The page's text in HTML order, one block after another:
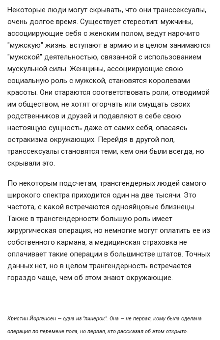
Некоторые люди могут скрывать, что они транссексуалы,
очень долгое время. Существует стереотип: мужчины,
ассоциирующие себя с женским полом, ведут нарочито
"мужскую" жизнь: вступают в армию и в целом занимаются
"мужской" деятельностью, связанной с использованием
мускульной силы. Женщины, ассоциирующие свою
социальную роль с мужской, становятся королевами
красоты. Они стараются соответствовать роли, отводимой
им обществом, не хотят огорчать или смущать своих
родственников и друзей и подавляют в себе свою
настоящую сущность даже от самих себя, опасаясь
остракизма окружающих. Перейдя в другой пол,
транссексуалы становятся теми, кем они были всегда, но
скрывали это.
По некоторым подсчетам, трансгендерных людей самого
широкого спектра приходится один на две тысячи. Это
частота, с какой встречаются однояйцовые близнецы.
Также в трансгендерности большую роль имеет
хирургическая операция, но немногие могут оплатить ее из
собственного кармана, а медицинская страховка не
оплачивает такие операции в большинстве штатов. Точных
данных нет, но в целом трангендерность встречается
гораздо чаще, чем об этом знают окружающие.
Кристин Йоргенсен — одна из "пинерок". Она — не первая, кому была сделана
операция по перемене пола, но первая, кто рассказал об этом открыто.